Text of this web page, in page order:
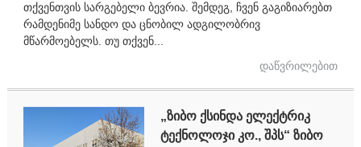
თქვენთვის სარგებელი ბევრია. შემდეგ, ჩვენ გაგიზიარებთ
რამდენიმე სანდო და ცნობილ ადგილობრივ
მწარმოებელს. თუ თქვენ...
დაწვრილებით
„ზიბო ქსინდა ელექტრიკ
ტექნოლოჯი კო., შპს“ ზიბო